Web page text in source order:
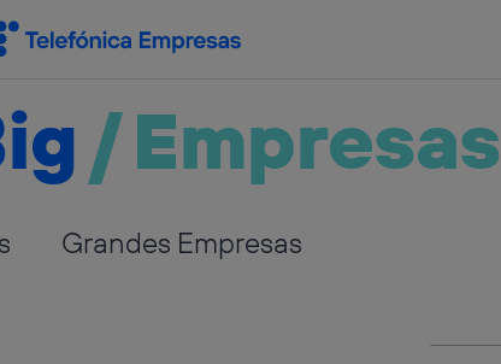
/Empresas
Grandes Empresas